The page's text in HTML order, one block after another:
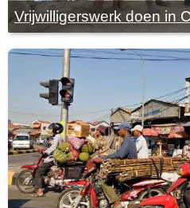
Vrijwilligerswerk doen in